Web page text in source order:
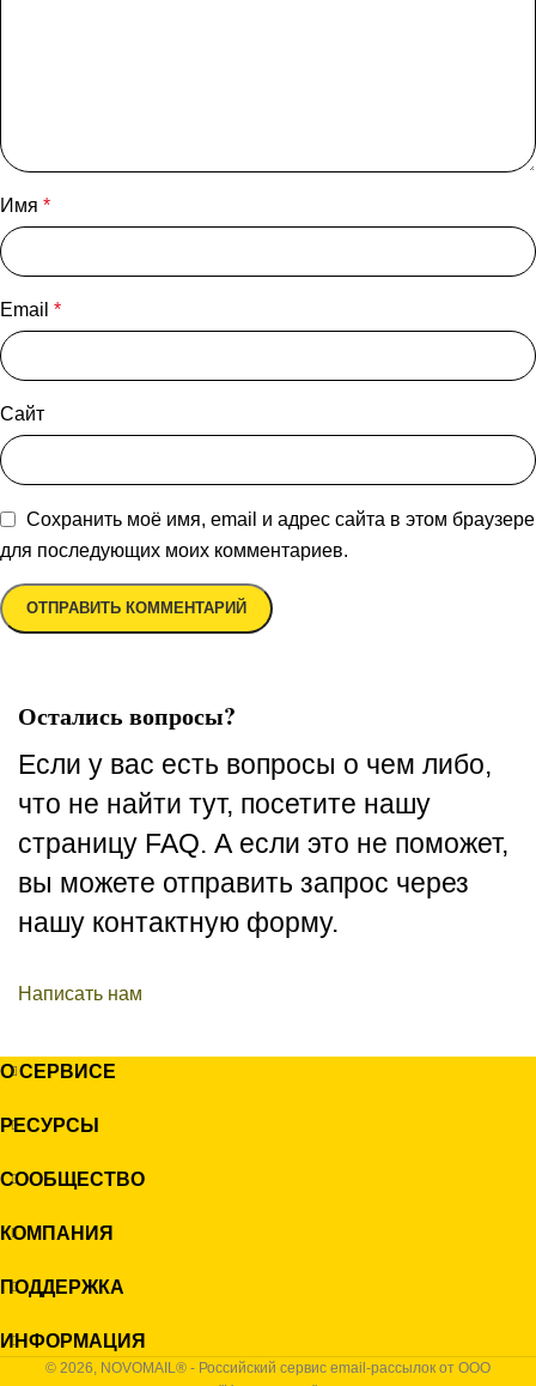
Имя *
Email *
Сайт
Сохранить моё имя, email и адрес сайта в этом браузере
для последующих моих комментариев.
Остались вопросы?
Если у вас есть вопросы о чем либо,
что не найти тут, посетите нашу
страницу FAQ. А если это не поможет,
вы можете отправить запрос через
нашу контактную форму.
Написать нам
О СЕРВИСЕ
РЕСУРСЫ
СООБЩЕСТВО
КОМПАНИЯ
ПОДДЕРЖКА
ИНФОРМАЦИЯ
© 2026, NOVOMAIL® - Российский сервис email-рассылок от ООО